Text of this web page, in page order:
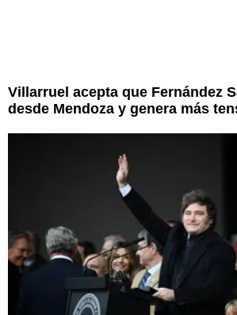
Villarruel acepta que Fernández
desde Mendoza y genera más